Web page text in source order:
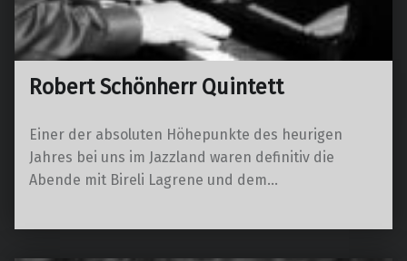
Robert Schönherr Quintett
Einer der absoluten Höhepunkte des heurigen
Jahres bei uns im Jazzland waren definitiv die
Abende mit Bireli Lagrene und dem…